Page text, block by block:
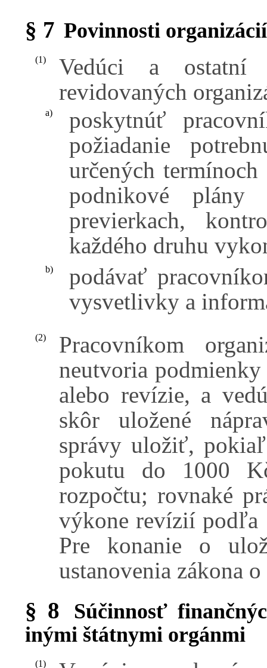
§ 7 Povinnosti organizácií
(1)
Vedúci a ostatní
revidovaných
a)
poskytnúť
požiadanie
určených
podnikové
previerkach,
každého druhu
b)
podávať
vysvetlivky a
(2)
Pracovníkom
neutvoria
alebo revízie, a
skôr uložené
správy uložiť,
pokutu do 1000
rozpočtu; rovnaké
výkone revízií podľa
Pre konanie o
ustanovenia zákona
§ 8
Súčinnosť
inými štátnymi orgánmi
(1)